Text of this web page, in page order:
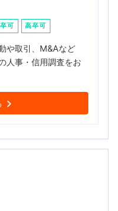
可 高卒可
や取引、M&Aなど
人事・信用調査をお